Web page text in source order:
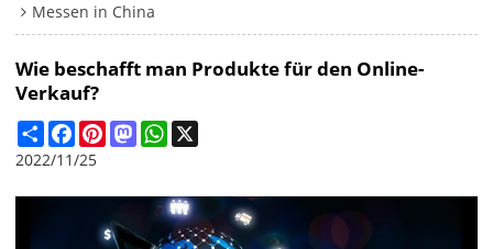
Messen in China
Wie beschafft man Produkte für den Online-
Verkauf?
ShareFacebookPinterestMastodonWhatsApp
2022/11/25